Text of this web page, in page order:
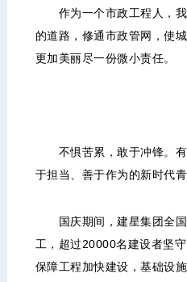
作为一个市政工程人，我
的道路，修通市政管网，使
更加美丽尽一份微小责任。
不惧苦累，敢于冲锋。有
于担当、善于作为的新时代青
国庆期间，建星集团全国
工，超过20000名建设者坚
保障工程加快建设，基础设